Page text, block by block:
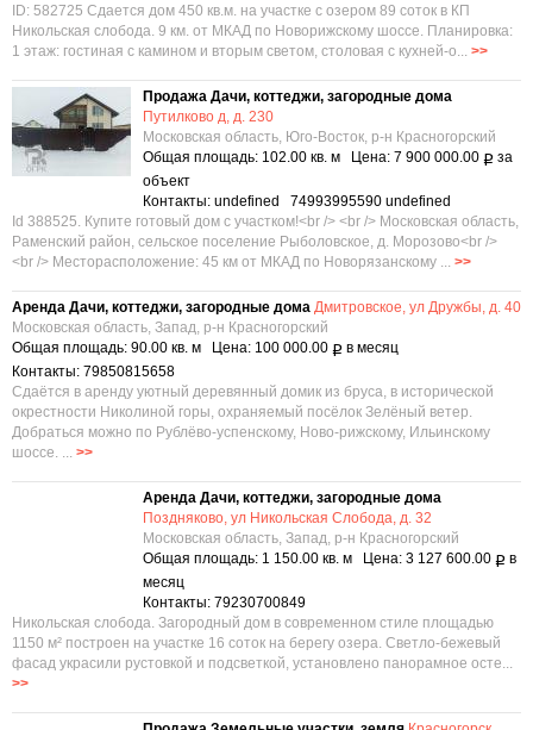
ID: 582725 Сдается дом 450 кв.м. на участке с озером 89 соток в КП
Никольская слобода. 9 км. от МКАД по Новорижскому шоссе. Планировка:
1 этаж: гостиная с камином и вторым светом, столовая с кухней-о... >>
Продажа Дачи, коттеджи, загородные дома
Путилково д, д. 230
Московская область, Юго-Восток, р-н Красногорский
Общая площадь: 102.00 кв. м Цена: 7 900 000.00 Р за
объект
Контакты: undefined 74993995590 undefined
Id 388525. Купите готовый дом с участком!<br /> <br /> Московская область,
Раменский район, сельское поселение Рыболовское, д. Морозово<br />
<br /> Месторасположение: 45 км от МКАД по Новорязанскому ... >>
Аренда Дачи, коттеджи, загородные дома Дмитровское, ул Дружбы, д. 40
Московская область, Запад, р-н Красногорский
Общая площадь: 90.00 кв. м Цена: 100 000.00 Р в месяц
Контакты: 79850815658
Сдаётся в аренду уютный деревянный домик из бруса, в исторической
окрестности Николиной горы, охраняемый посёлок Зелёный ветер.
Добраться можно по Рублёво-успенскому, Ново-рижскому, Ильинскому
шоссе. ... >>
Аренда Дачи, коттеджи, загородные дома
Поздняково, ул Никольская Слобода, д. 32
Московская область, Запад, р-н Красногорский
Общая площадь: 1 150.00 кв. м Цена: 3 127 600.00 Р в
месяц
Контакты: 79230700849
Никольская слобода. Загородный дом в современном стиле площадью
1150 м² построен на участке 16 соток на берегу озера. Светло-бежевый
фасад украсили рустовкой и подсветкой, установлено панорамное осте...
>>